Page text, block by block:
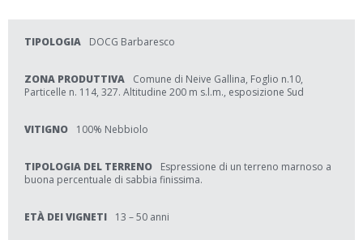
TIPOLOGIA DOCG Barbaresco
ZONA PRODUTTIVA
Comune di Neive Gallina, Foglio n.10,
Particelle n. 114, 327. Altitudine 200 m s.l.m., esposizione Sud
VITIGNO 100% Nebbiolo
TIPOLOGIA DEL TERRENO
Espressione di un terreno marnoso a
buona percentuale di sabbia finissima.
ETÀ DEI VIGNETI 13 – 50 anni